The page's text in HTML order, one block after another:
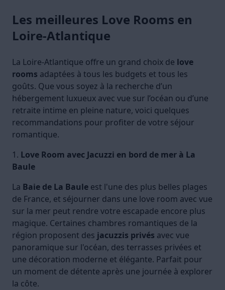
Les meilleures Love Rooms en
Loire-Atlantique
La Loire-Atlantique offre un grand choix de love
rooms adaptées à tous les budgets et tous les
goûts. Que vous soyez à la recherche d’un
hébergement luxueux avec vue sur l’océan ou d’une
retraite intime en pleine nature, voici quelques
recommandations pour profiter de votre séjour
romantique.
1. Love Room avec Jacuzzi en bord de mer à La
Baule
La Baie de La Baule est l'une des plus belles plages
de France, et séjourner dans une love room avec vue
sur la mer peut rendre votre escapade encore plus
magique. Certaines chambres romantiques de la
région proposent des jacuzzis privés avec vue
panoramique sur l'océan, des terrasses privées et
une décoration moderne et élégante. Parfait pour
un moment de détente après une journée à explorer
la côte.